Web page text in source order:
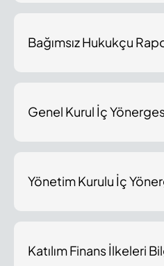
Bağımsız Hukukçu
Genel Kurul İç
Yönetim Kurulu İç
Katılım Finans İlkeleri